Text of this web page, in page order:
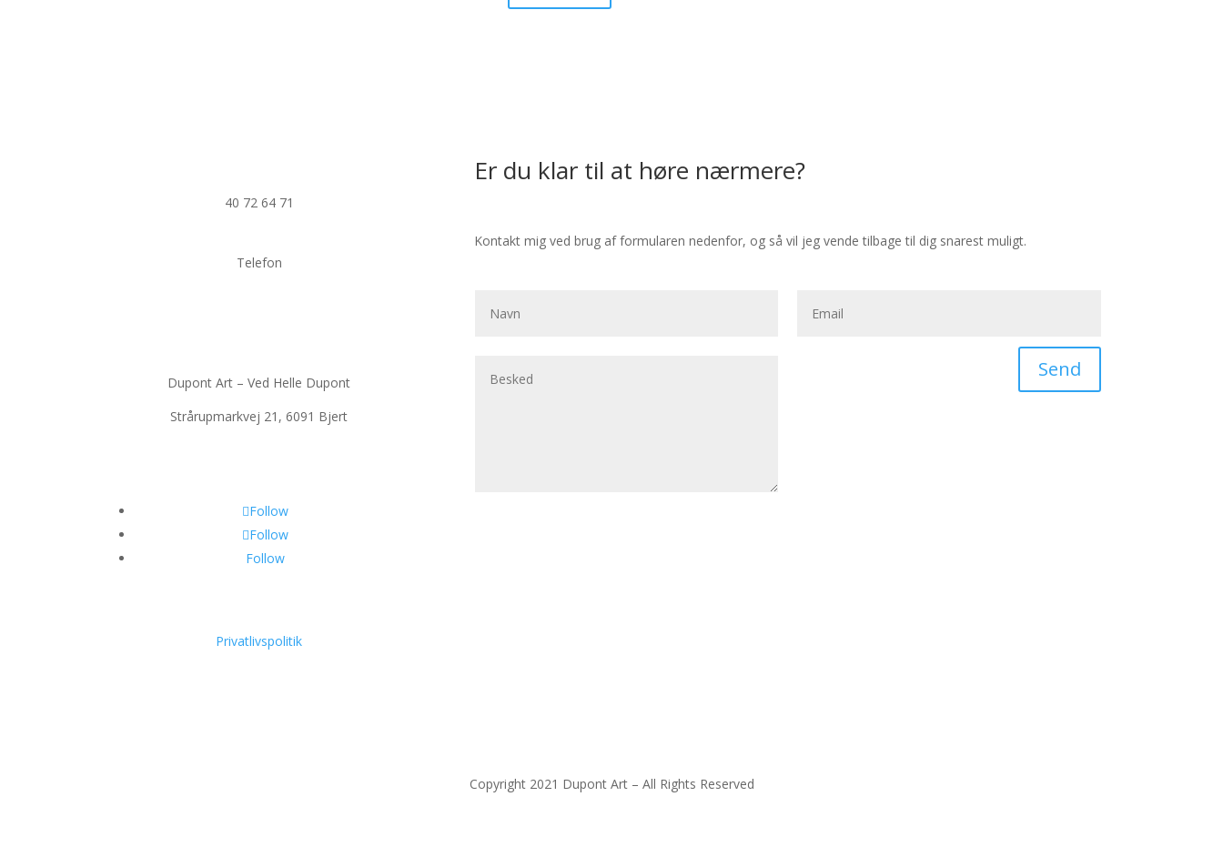
40 72 64 71
Telefon
Dupont Art – Ved Helle Dupont
Strårupmarkvej 21, 6091 Bjert
Follow
Follow
Follow
Privatlivspolitik
Er du klar til at høre nærmere?
Kontakt mig ved brug af formularen nedenfor, og så vil jeg vende tilbage til dig snarest muligt.
Send
Copyright 2021 Dupont Art – All Rights Reserved